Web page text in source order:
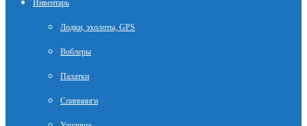
Инвентарь
Лодки, эхолоты, GPS
Воблеры
Палатки
Спиннинги